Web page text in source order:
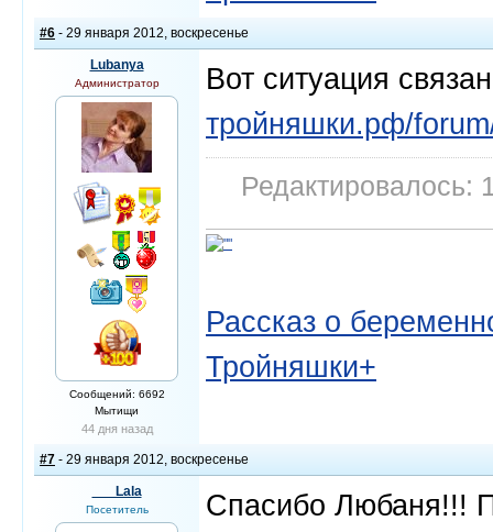
#6 - 29 января 2012, воскресенье
Lubanya
Администратор
Сообщений: 6692
Мытищи
44 дня назад
Вот ситуация
тройняшки.рф/
Редактировалось:
Рассказ о
Тройняшки+
#7 - 29 января 2012, воскресенье
___Lala
Посетитель
Спасибо Любаня!!!